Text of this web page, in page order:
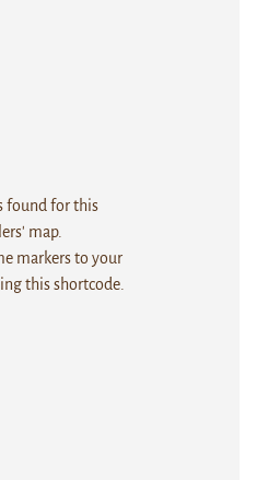
found for this
map.
markers to your
this shortcode.